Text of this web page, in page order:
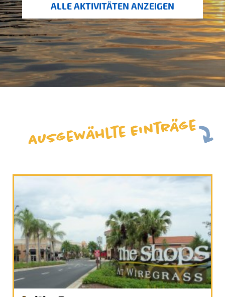
ALLE AKTIVITÄTEN ANZEIGEN
Ausgewählte Einträge